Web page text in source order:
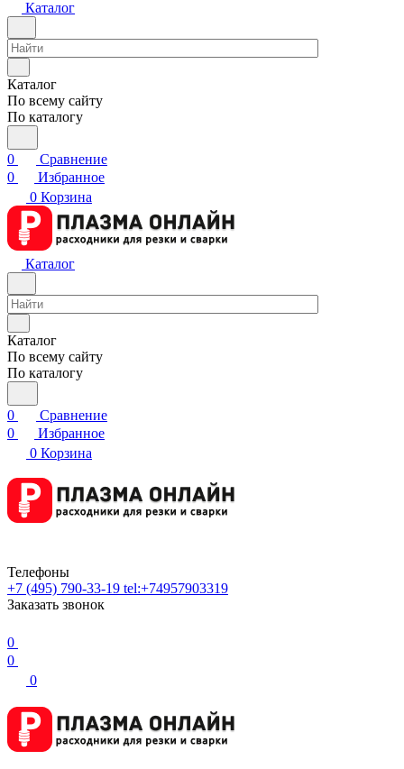
Каталог
Каталог
По всему сайту
По каталогу
0
Сравнение
0
Избранное
0 Корзина
Каталог
Каталог
По всему сайту
По каталогу
0
Сравнение
0
Избранное
0 Корзина
Телефоны
+7 (495) 790-33-19 tel:+74957903319
Заказать звонок
0
0
0